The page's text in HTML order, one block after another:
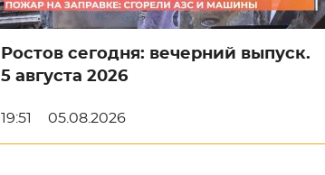
Ростов сегодня: вечерний выпуск.
5 августа 2026
19:51 05.08.2026